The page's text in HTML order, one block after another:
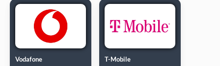
Vodafone T-Mobile